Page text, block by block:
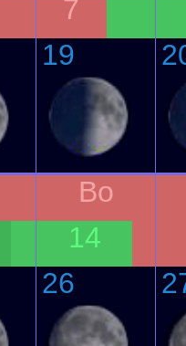
7
19
Во
14
26